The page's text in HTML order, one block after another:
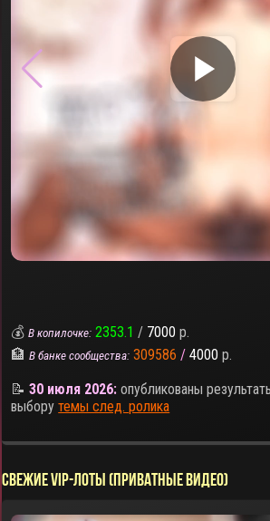
▶
💰В копилочке: 2353.1 / 7000 р.
🏦В банке сообщества: 309586 / 4000 р.
📝30 июля 2026: опубликованы
выборутемы след. ролика
СВЕЖИЕ VIP-ЛОТЫ (ПРИВАТНЫЕ ВИДЕО)